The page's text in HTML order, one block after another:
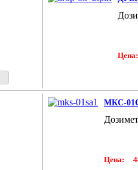
Цена:
МКС-
Цена: